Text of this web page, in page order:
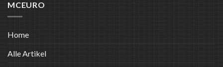
MCEURO
Home
Alle Artikel